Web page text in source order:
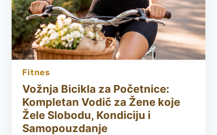
fitnes
Vožnja Bicikla za Početnice:
Kompletan Vodič za Žene koje
Žele Slobodu, Kondiciju i
Samopouzdanje